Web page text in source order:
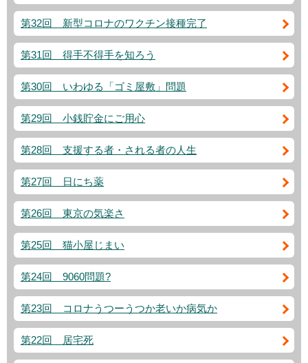
第32回 新型コロナのワクチン接種完了
第31回 得手不得手を知ろう
第30回 いわゆる「ゴミ屋敷」問題
第29回 小銭貯金にご用心
第28回 支援する者・される者の人生
第27回 日にち薬
第26回 東京の気楽さ
第25回 猫小屋じまい
第24回 9060問題?
第23回 コロナうつーうつか老いか病気か
第22回 居宅死